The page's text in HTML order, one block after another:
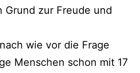
Grund zur Freude und
wie vor die Frage
Menschen schon mit 17